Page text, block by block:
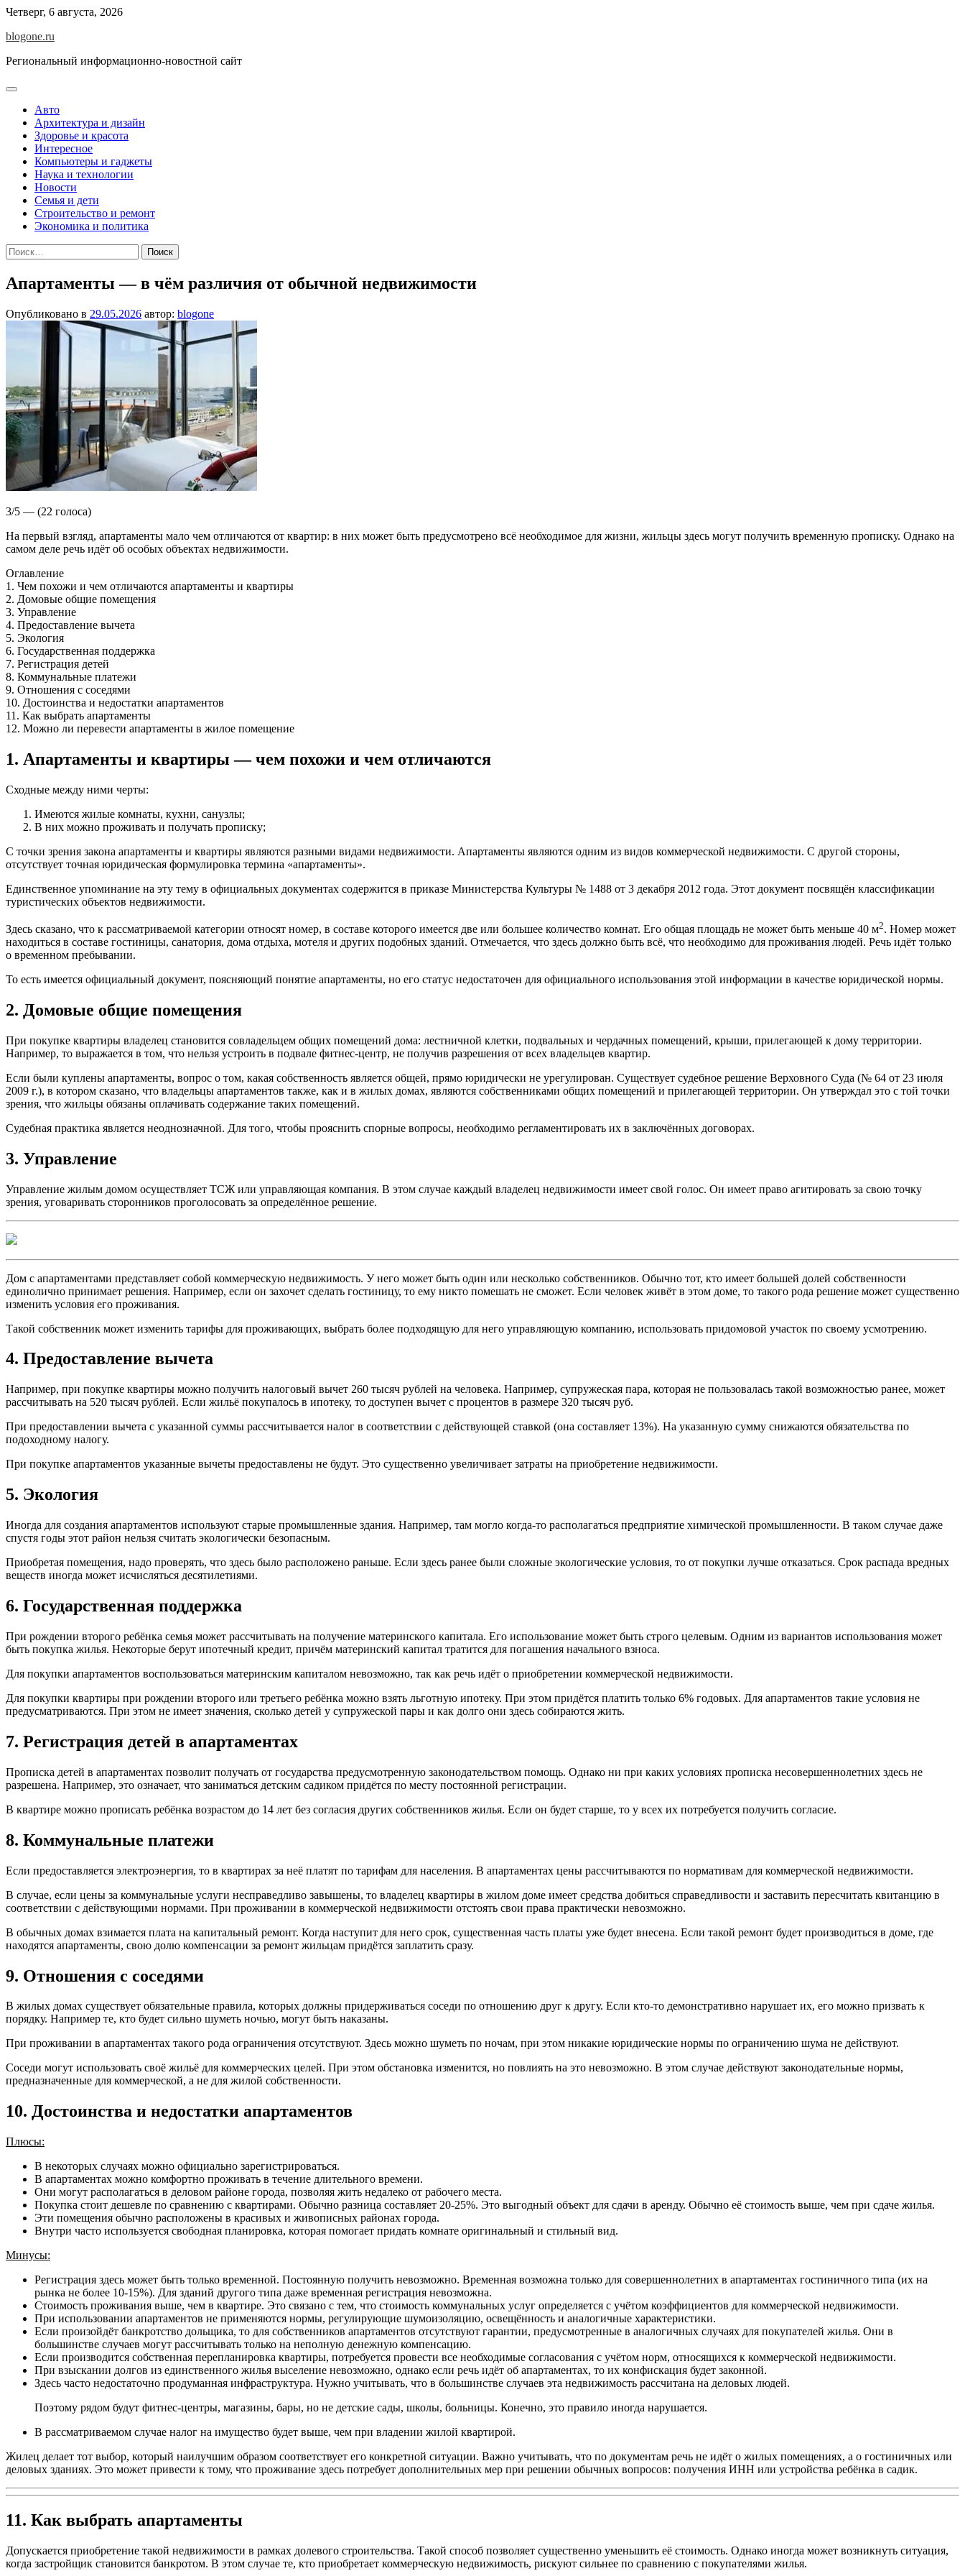
Перейти
содержимому
Четверг, 6 августа, 2026
blogone.ru
Региональный информационно-новостной сайт
Авто
Архитектура и дизайн
Здоровье и красота
Интересное
Компьютеры и гаджеты
Наука и технологии
Новости
Семья и дети
Строительство и ремонт
Экономика и политика
Найти:
Апартаменты — в чём различия от обычной недвижимости
Опубликовано в 29.05.2026 автор: blogone
3/5 — (22 голоса)
На первый взгляд, апартаменты мало чем отличаются от квартир: в них может быть предусмотрено всё необходимое для жизни, жильцы здесь могут получить временную прописку. Однако на
самом деле речь идёт об особых объектах недвижимости.
Оглавление
1. Чем похожи и чем отличаются апартаменты и квартиры
2. Домовые общие помещения
3. Управление
4. Предоставление вычета
5. Экология
6. Государственная поддержка
7. Регистрация детей
8. Коммунальные платежи
9. Отношения с соседями
10. Достоинства и недостатки апартаментов
11. Как выбрать апартаменты
12. Можно ли перевести апартаменты в жилое помещение
1. Апартаменты и квартиры — чем похожи и чем отличаются
Сходные между ними черты:
Имеются жилые комнаты, кухни, санузлы;
В них можно проживать и получать прописку;
С точки зрения закона апартаменты и квартиры являются разными видами недвижимости. Апартаменты являются одним из видов коммерческой недвижимости. С другой стороны,
отсутствует точная юридическая формулировка термина «апартаменты».
Единственное упоминание на эту тему в официальных документах содержится в приказе Министерства Культуры № 1488 от 3 декабря 2012 года. Этот документ посвящён классификации
туристических объектов недвижимости.
Здесь сказано, что к рассматриваемой категории относят номер, в составе которого имеется две или большее количество комнат. Его общая площадь не может быть меньше 40 м2. Номер может
находиться в составе гостиницы, санатория, дома отдыха, мотеля и других подобных зданий. Отмечается, что здесь должно быть всё, что необходимо для проживания людей. Речь идёт только
о временном пребывании.
То есть имеется официальный документ, поясняющий понятие апартаменты, но его статус недостаточен для официального использования этой информации в качестве юридической нормы.
2. Домовые общие помещения
При покупке квартиры владелец становится совладельцем общих помещений дома: лестничной клетки, подвальных и чердачных помещений, крыши, прилегающей к дому территории.
Например, то выражается в том, что нельзя устроить в подвале фитнес-центр, не получив разрешения от всех владельцев квартир.
Если были куплены апартаменты, вопрос о том, какая собственность является общей, прямо юридически не урегулирован. Существует судебное решение Верховного Суда (№ 64 от 23 июля
2009 г.), в котором сказано, что владельцы апартаментов также, как и в жилых домах, являются собственниками общих помещений и прилегающей территории. Он утверждал это с той точки
зрения, что жильцы обязаны оплачивать содержание таких помещений.
Судебная практика является неоднозначной. Для того, чтобы прояснить спорные вопросы, необходимо регламентировать их в заключённых договорах.
3. Управление
Управление жилым домом осуществляет ТСЖ или управляющая компания. В этом случае каждый владелец недвижимости имеет свой голос. Он имеет право агитировать за свою точку
зрения, уговаривать сторонников проголосовать за определённое решение.
Дом с апартаментами представляет собой коммерческую недвижимость. У него может быть один или несколько собственников. Обычно тот, кто имеет большей долей собственности
единолично принимает решения. Например, если он захочет сделать гостиницу, то ему никто помешать не сможет. Если человек живёт в этом доме, то такого рода решение может существенно
изменить условия его проживания.
Такой собственник может изменить тарифы для проживающих, выбрать более подходящую для него управляющую компанию, использовать придомовой участок по своему усмотрению.
4. Предоставление вычета
Например, при покупке квартиры можно получить налоговый вычет 260 тысяч рублей на человека. Например, супружеская пара, которая не пользовалась такой возможностью ранее, может
рассчитывать на 520 тысяч рублей. Если жильё покупалось в ипотеку, то доступен вычет с процентов в размере 320 тысяч руб.
При предоставлении вычета с указанной суммы рассчитывается налог в соответствии с действующей ставкой (она составляет 13%). На указанную сумму снижаются обязательства по
подоходному налогу.
При покупке апартаментов указанные вычеты предоставлены не будут. Это существенно увеличивает затраты на приобретение недвижимости.
5. Экология
Иногда для создания апартаментов используют старые промышленные здания. Например, там могло когда-то располагаться предприятие химической промышленности. В таком случае даже
спустя годы этот район нельзя считать экологически безопасным.
Приобретая помещения, надо проверять, что здесь было расположено раньше. Если здесь ранее были сложные экологические условия, то от покупки лучше отказаться. Срок распада вредных
веществ иногда может исчисляться десятилетиями.
6. Государственная поддержка
При рождении второго ребёнка семья может рассчитывать на получение материнского капитала. Его использование может быть строго целевым. Одним из вариантов использования может
быть покупка жилья. Некоторые берут ипотечный кредит, причём материнский капитал тратится для погашения начального взноса.
Для покупки апартаментов воспользоваться материнским капиталом невозможно, так как речь идёт о приобретении коммерческой недвижимости.
Для покупки квартиры при рождении второго или третьего ребёнка можно взять льготную ипотеку. При этом придётся платить только 6% годовых. Для апартаментов такие условия не
предусматриваются. При этом не имеет значения, сколько детей у супружеской пары и как долго они здесь собираются жить.
7. Регистрация детей в апартаментах
Прописка детей в апартаментах позволит получать от государства предусмотренную законодательством помощь. Однако ни при каких условиях прописка несовершеннолетних здесь не
разрешена. Например, это означает, что заниматься детским садиком придётся по месту постоянной регистрации.
В квартире можно прописать ребёнка возрастом до 14 лет без согласия других собственников жилья. Если он будет старше, то у всех их потребуется получить согласие.
8. Коммунальные платежи
Если предоставляется электроэнергия, то в квартирах за неё платят по тарифам для населения. В апартаментах цены рассчитываются по нормативам для коммерческой недвижимости.
В случае, если цены за коммунальные услуги несправедливо завышены, то владелец квартиры в жилом доме имеет средства добиться справедливости и заставить пересчитать квитанцию в
соответствии с действующими нормами. При проживании в коммерческой недвижимости отстоять свои права практически невозможно.
В обычных домах взимается плата на капитальный ремонт. Когда наступит для него срок, существенная часть платы уже будет внесена. Если такой ремонт будет производиться в доме, где
находятся апартаменты, свою долю компенсации за ремонт жильцам придётся заплатить сразу.
9. Отношения с соседями
В жилых домах существует обязательные правила, которых должны придерживаться соседи по отношению друг к другу. Если кто-то демонстративно нарушает их, его можно призвать к
порядку. Например те, кто будет сильно шуметь ночью, могут быть наказаны.
При проживании в апартаментах такого рода ограничения отсутствуют. Здесь можно шуметь по ночам, при этом никакие юридические нормы по ограничению шума не действуют.
Соседи могут использовать своё жильё для коммерческих целей. При этом обстановка изменится, но повлиять на это невозможно. В этом случае действуют законодательные нормы,
предназначенные для коммерческой, а не для жилой собственности.
10. Достоинства и недостатки апартаментов
Плюсы:
В некоторых случаях можно официально зарегистрироваться.
В апартаментах можно комфортно проживать в течение длительного времени.
Они могут располагаться в деловом районе города, позволяя жить недалеко от рабочего места.
Покупка стоит дешевле по сравнению с квартирами. Обычно разница составляет 20-25%. Это выгодный объект для сдачи в аренду. Обычно её стоимость выше, чем при сдаче жилья.
Эти помещения обычно расположены в красивых и живописных районах города.
Внутри часто используется свободная планировка, которая помогает придать комнате оригинальный и стильный вид.
Минусы:
Регистрация здесь может быть только временной. Постоянную получить невозможно. Временная возможна только для совершеннолетних в апартаментах гостиничного типа (их на
рынка не более 10-15%). Для зданий другого типа даже временная регистрация невозможна.
Стоимость проживания выше, чем в квартире. Это связано с тем, что стоимость коммунальных услуг определяется с учётом коэффициентов для коммерческой недвижимости.
При использовании апартаментов не применяются нормы, регулирующие шумоизоляцию, освещённость и аналогичные характеристики.
Если произойдёт банкротство дольщика, то для собственников апартаментов отсутствуют гарантии, предусмотренные в аналогичных случаях для покупателей жилья. Они в
большинстве случаев могут рассчитывать только на неполную денежную компенсацию.
Если производится собственная перепланировка квартиры, потребуется провести все необходимые согласования с учётом норм, относящихся к коммерческой недвижимости.
При взыскании долгов из единственного жилья выселение невозможно, однако если речь идёт об апартаментах, то их конфискация будет законной.
Здесь часто недостаточно продуманная инфраструктура. Нужно учитывать, что в большинстве случаев эта недвижимость рассчитана на деловых людей.
Поэтому рядом будут фитнес-центры, магазины, бары, но не детские сады, школы, больницы. Конечно, это правило иногда нарушается.
В рассматриваемом случае налог на имущество будет выше, чем при владении жилой квартирой.
Жилец делает тот выбор, который наилучшим образом соответствует его конкретной ситуации. Важно учитывать, что по документам речь не идёт о жилых помещениях, а о гостиничных или
деловых зданиях. Это может привести к тому, что проживание здесь потребует дополнительных мер при решении обычных вопросов: получения ИНН или устройства ребёнка в садик.
11. Как выбрать апартаменты
Допускается приобретение такой недвижимости в рамках долевого строительства. Такой способ позволяет существенно уменьшить её стоимость. Однако иногда может возникнуть ситуация,
когда застройщик становится банкротом. В этом случае те, кто приобретает коммерческую недвижимость, рискуют сильнее по сравнению с покупателями жилья.